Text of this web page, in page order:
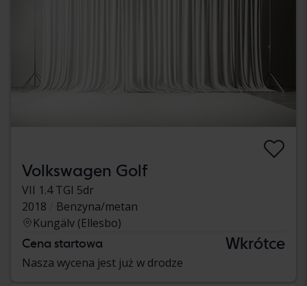
Volkswagen Golf
VII 1.4 TGI 5dr
2018
Benzyna/metan
Kungälv (Ellesbo)
Cena startowa Wkrótce
Nasza wycena jest już w drodze